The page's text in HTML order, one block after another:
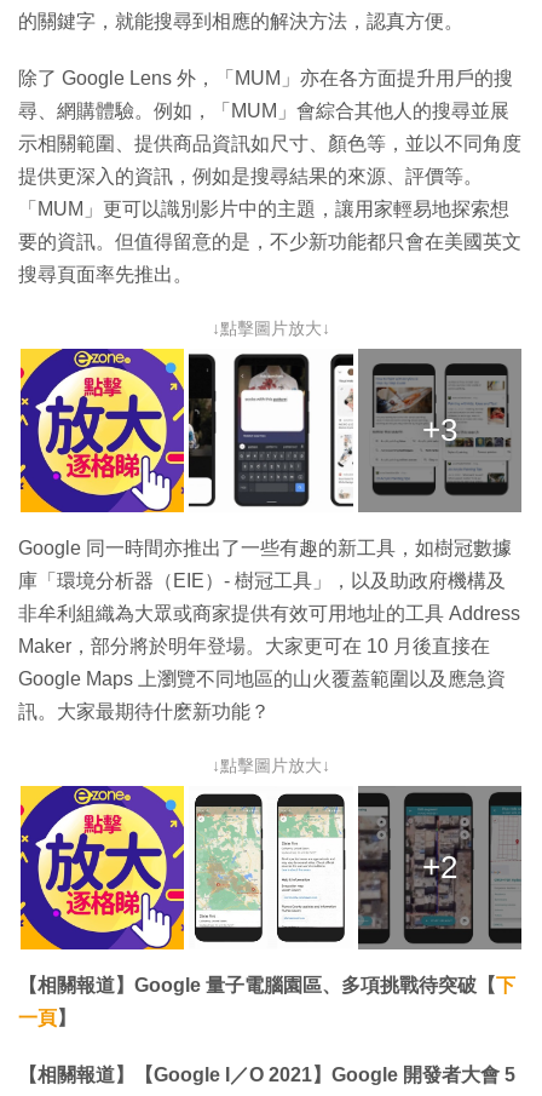
的關鍵字，就能搜尋到相應的解決方法，認真方便。
除了 Google Lens 外，「MUM」亦在各方面提升用戶的搜
尋、網購體驗。例如，「MUM」會綜合其他人的搜尋並展
示相關範圍、提供商品資訊如尺寸、顏色等，並以不同角度
提供更深入的資訊，例如是搜尋結果的來源、評價等。
「MUM」更可以識別影片中的主題，讓用家輕易地探索想
要的資訊。但值得留意的是，不少新功能都只會在美國英文
搜尋頁面率先推出。
↓點擊圖片放大↓
+3
Google 同一時間亦推出了一些有趣的新工具，如樹冠數據
庫「環境分析器（EIE）- 樹冠工具」，以及助政府機構及
非牟利組織為大眾或商家提供有效可用地址的工具 Address
Maker，部分將於明年登場。大家更可在 10 月後直接在
Google Maps 上瀏覽不同地區的山火覆蓋範圍以及應急資
訊。大家最期待什麽新功能？
↓點擊圖片放大↓
+2
【相關報道】Google 量子電腦園區、多項挑戰待突破【下
一頁】
【相關報道】【Google I／O 2021】Google 開發者大會 5